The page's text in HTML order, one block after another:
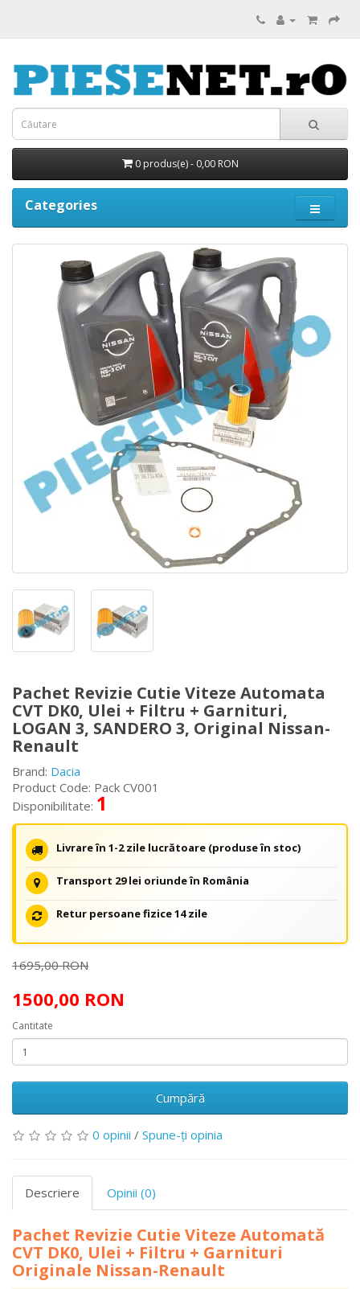
0 produs(e) - 0,00 RON
Categories
Pachet Revizie Cutie Viteze Automata
CVT DK0, Ulei + Filtru + Garnituri,
LOGAN 3, SANDERO 3, Original Nissan-
Renault
Brand: Dacia
Product Code: Pack CV001
Disponibilitate: 1
Livrare în 1-2 zile lucrătoare (produse în stoc)
Transport 29 lei oriunde în România
Retur persoane fizice 14 zile
1695,00 RON
1500,00 RON
Cantitate
Cumpără
0 opinii / Spune-ţi opinia
Descriere Opinii (0)
Pachet Revizie Cutie Viteze Automată
CVT DK0, Ulei + Filtru + Garnituri
Originale Nissan-Renault